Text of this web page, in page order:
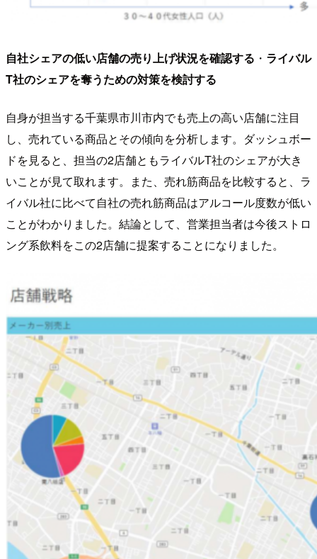
自社シェアの低い店舗の売り上げ状況を確認する ・ ライバル
T社のシェアを奪うための対策を検討する
自身が担当する千葉県市川市内でも売上の高い店舗に注目
し、売れている商品とその傾向を分析します。ダッシュボー
ドを見ると、担当の2店舗ともライバルT社のシェアが大き
いことが見て取れます。また、売れ筋商品を比較すると、ラ
イバル社に比べて自社の売れ筋商品はアルコール度数が低い
ことがわかりました。結論として、営業担当者は今後ストロ
ング系飲料をこの2店舗に提案することになりました。